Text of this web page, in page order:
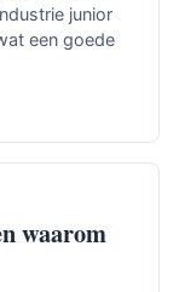
junior
een goede
waarom